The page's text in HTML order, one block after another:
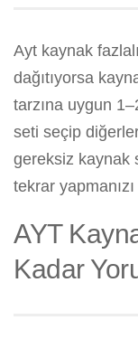
Ayt kaynak
dağıtıyorsa
tarzına uygun
seti seçip
gereksiz kaynak
tekrar yapmanızı
AYT
Kadar